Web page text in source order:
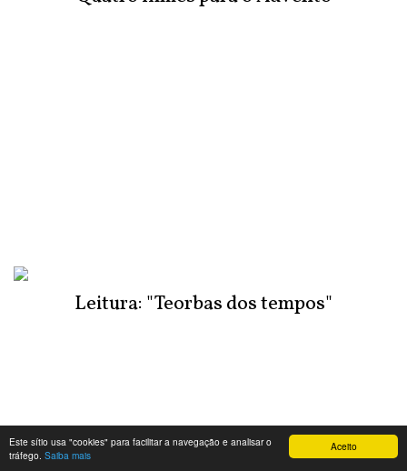
Aceito
Este sítio usa "cookies" para facilitar a navegação e analisar o
tráfego. Saiba mais
Leitura: "Teorbas dos tempos"